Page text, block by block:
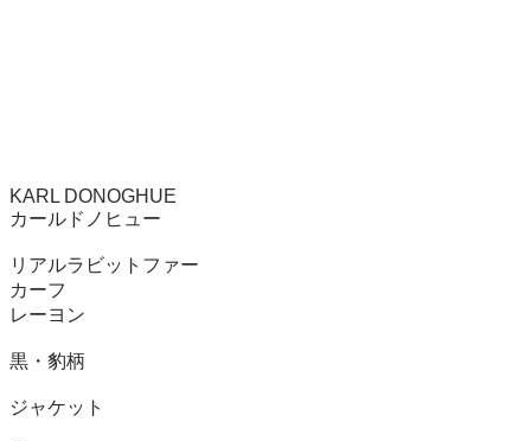
KARL DONOGHUE
カールドノヒュー
リアルラビットファー
カーフ
レーヨン
黒・豹柄
ジャケット